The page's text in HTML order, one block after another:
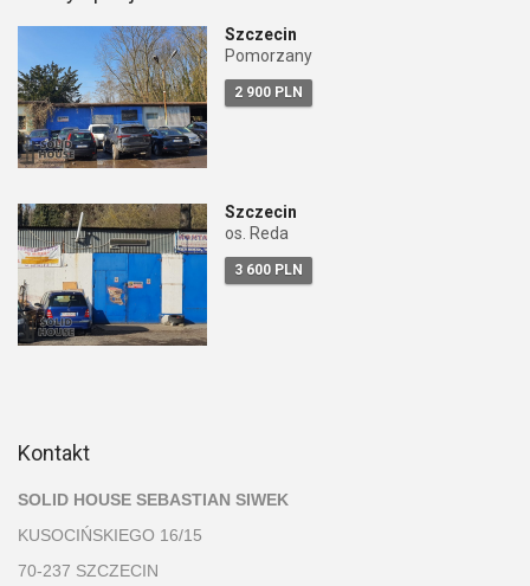
Szczecin
Pomorzany
2 900 PLN
Szczecin
os. Reda
3 600 PLN
Kontakt
SOLID HOUSE SEBASTIAN SIWEK
KUSOCIŃSKIEGO 16/15
70-237 SZCZECIN